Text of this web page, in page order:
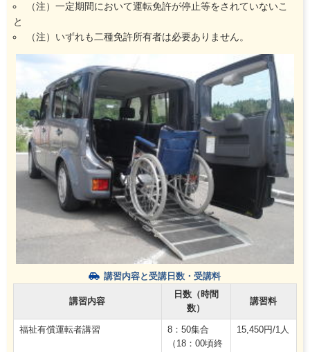
（注）一定期間において運転免許が停止等をされていないこ
と
（注）いずれも二種免許所有者は必要ありません。
講習内容と受講日数・受講料
講習内容
日数（時間
数）
講習料
福祉有償運転者講習
8：50集合
（18：00頃終
15,450円/1人